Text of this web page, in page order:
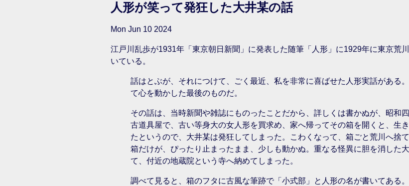
人形が笑って発狂した大井某の話
Mon Jun 10 2024
江戸川乱歩が1931年「東京朝日新聞」に発表した随筆「人形」に1929年に東京荒
いている。
話はとぶが、それにつけて、ごく最近、私を非常に喜ばせた人形実話がある
て心を動かした最後のものだ。
その話は、当時新聞や雑誌にものったことだから、詳しくは書かぬが、昭和
古道具屋で、古い等身大の女人形を買求め、家へ帰ってその箱を開くと、生
たというので、大井某は発狂してしまった。こわくなって、箱ごと荒川へ捨
箱だけが、ぴったり止まったまま、少しも動かぬ。重なる怪異に胆を消した
て、付近の地蔵院という寺へ納めてしまった。
調べて見ると、箱のフタに古風な筆跡で「小式部」と人形の名が書いてある